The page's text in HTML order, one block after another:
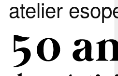
atelier